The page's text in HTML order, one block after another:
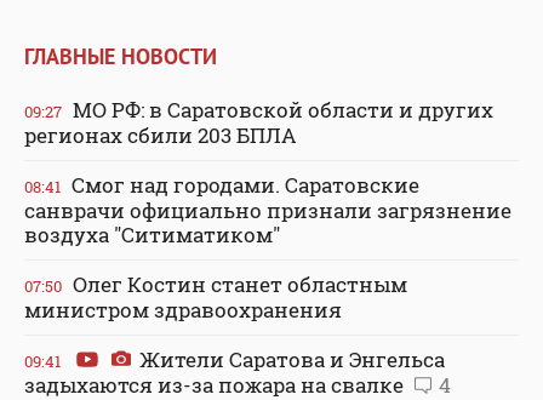
ГЛАВНЫЕ НОВОСТИ
09:27 МО РФ: в Саратовской области и других
регионах сбили 203 БПЛА
08:41 Смог над городами. Саратовские
санврачи официально признали загрязнение
воздуха "Ситиматиком"
07:50 Олег Костин станет областным
министром здравоохранения
09:41
Жители Саратова и Энгельса
задыхаются из-за пожара на свалке
4